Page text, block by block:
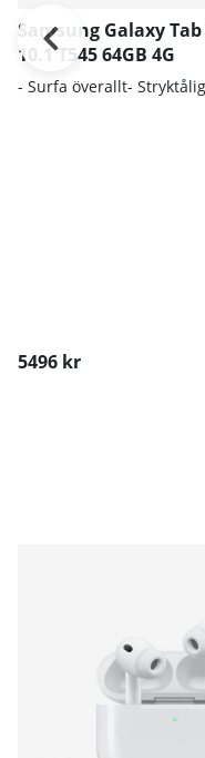
Samsung Galaxy
10.1 T545 64GB 4G
- Surfa överallt-
5496 kr